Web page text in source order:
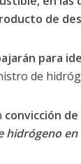
de
para
de
convicción
hidrógeno